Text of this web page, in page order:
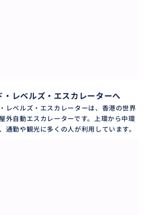
・レベルズ・エスカレーターへ
レベルズ・エスカレーターは、香港の世界
外自動エスカレーターです。上環から中環
通勤や観光に多くの人が利用しています。